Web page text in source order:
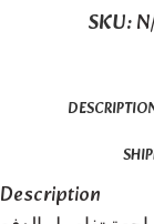
SKU:
Description